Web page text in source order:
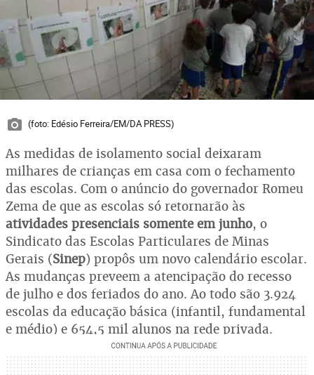
(foto: Edésio Ferreira/EM/DA PRESS)
As medidas de isolamento social deixaram
milhares de crianças em casa com o fechamento
das escolas. Com o anúncio do governador Romeu
Zema de que as escolas só retornarão às
atividades presenciais somente em junho, o
Sindicato das Escolas Particulares de Minas
Gerais (Sinep) propôs um novo calendário escolar.
As mudanças preveem a atencipação do recesso
de julho e dos feriados do ano. Ao todo são 3.924
escolas da educação básica (infantil, fundamental
e médio) e 654,5 mil alunos na rede privada.